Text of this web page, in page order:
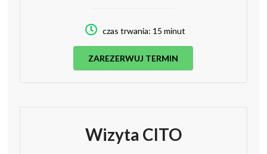
czas trwania: 15 minut
ZAREZERWUJ TERMIN
Wizyta CITO